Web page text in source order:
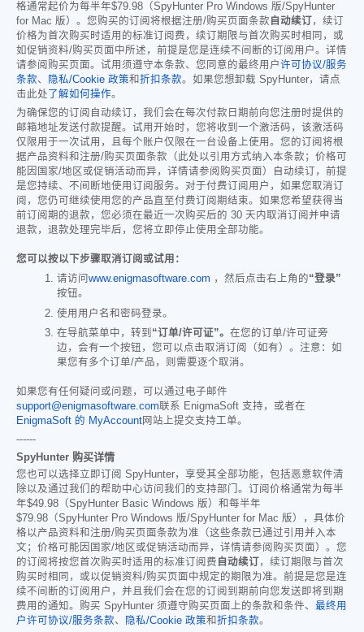
格通常起价为每半年$79.98 （SpyHunter Pro Windows 版/SpyHunter
for Mac 版）。您购买的订阅将根据注册/购买页面条款 自动续订 ，续订
价格为首次购买时适用的标准订阅费，续订期限与首次购买时相同，或
如促销资料/购买页面中所述，前提是您是连续不间断的订阅用户。详情
请参阅购买页面。试用须遵守本条款、您同意的最终用户许可协议/服务
条款、 隐私/Cookie 政策和折扣条款。如果您想卸载 SpyHunter，请点
击此处 了解如何操作。
为确保您的订阅自动续订，我们会在每次付款日期前向您注册时提供的
邮箱地址发送付款提醒。试用开始时，您将收到一个激活码，该激活码
仅限用于一次试用，且每个账户仅限在一台设备上使用。您的订阅将根
据产品资料和注册/购买页面条款（此处以引用方式纳入本条款；价格可
能因国家/地区或促销活动而异，详情请参阅购买页面）自动续订，前提
是您持续、不间断地使用订阅服务。对于付费订阅用户，如果您取消订
阅，您仍可继续使用您的产品直至付费订阅期结束。如果您希望获得当
前订阅期的退款，您必须在最近一次购买后的 30 天内取消订阅并申请
退款，退款处理完毕后，您将立即停止使用全部功能。
您可以按以下步骤取消订阅或试用：
请访问 www.enigmasoftware.com ，然后点击右上角的“登录”
按钮。
使用用户名和密码登录。
在导航菜单中，转到 “订单/许可证”。 在您的订单/许可证旁
边，会有一个按钮，您可以点击取消订阅（如有）。注意：如
果您有多个订单/产品，则需要逐个取消。
如果您有任何疑问或问题，可以通过电子邮件
support@enigmasoftware.com联系 EnigmaSoft 支持，或者在
EnigmaSoft 的 MyAccount网站上提交支持工单。
------
SpyHunter 购买详情
您也可以选择立即订阅 SpyHunter，享受其全部功能，包括恶意软件清
除以及通过我们的帮助中心访问我们的支持部门。订阅价格通常为每半
年$49.98 （SpyHunter Basic Windows 版）和每半年
$79.98 （SpyHunter Pro Windows 版/SpyHunter for Mac 版），具体价
格以产品资料和注册/购买页面条款为准（这些条款已通过引用并入本
文；价格可能因国家/地区或促销活动而异，详情请参阅购买页面）。您
的订阅将按您首次购买时适用的标准订阅费 自动续订，续订期限与首次
购买时相同，或以促销资料/购买页面中规定的期限为准。前提是您是连
续不间断的订阅用户，并且我们会在您的订阅到期前向您发送即将到期
费用的通知。购买 SpyHunter 须遵守购买页面上的条款和条件、 最终用
户许可协议/服务条款、 隐私/Cookie 政策和折扣条款。